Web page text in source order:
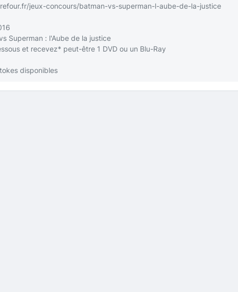
jeux-concours/batman-vs-superman-l-aube-de-la-justice
Superman : l'Aube de la justice
et recevez* peut-être 1 DVD ou un Blu-Ray
disponibles